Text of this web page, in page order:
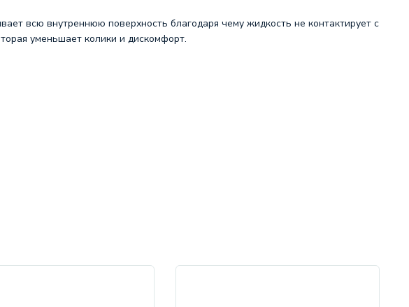
всю внутреннюю поверхность благодаря чему жидкость не контактирует с
уменьшает колики и дискомфорт.